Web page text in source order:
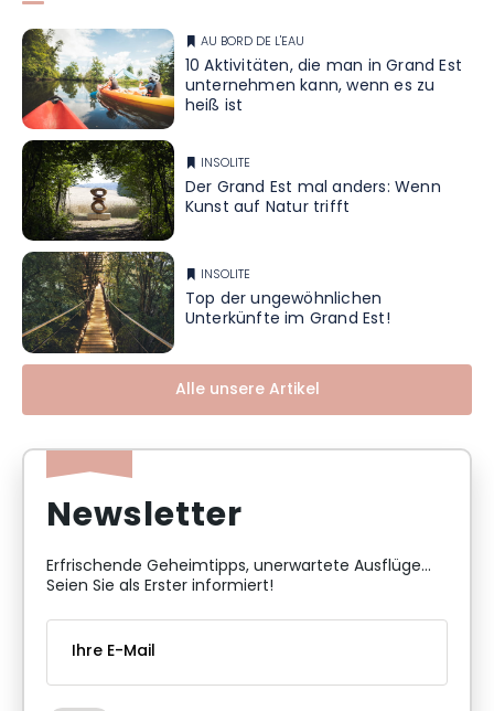
AU BORD DE L'EAU
10 Aktivitäten, die man in Grand Est
unternehmen kann, wenn es zu
heiß ist
INSOLITE
Der Grand Est mal anders: Wenn
Kunst auf Natur trifft
INSOLITE
Top der ungewöhnlichen
Unterkünfte im Grand Est!
Alle unsere Artikel
Newsletter
Erfrischende Geheimtipps, unerwartete Ausflüge...
Seien Sie als Erster informiert!